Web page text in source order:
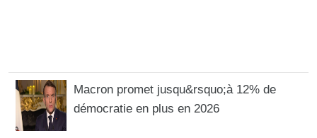
Macron promet jusqu&rsquo;à 12% de
démocratie en plus en 2026